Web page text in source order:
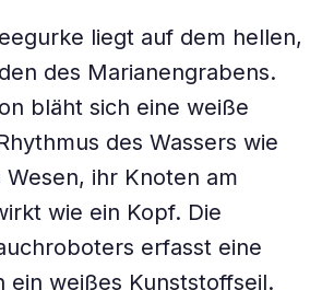
liegt auf dem hellen,
des Marianengrabens.
bläht sich eine weiße
des Wassers wie
ihr Knoten am
wie ein Kopf. Die
erfasst eine
ein weißes Kunststoffseil.